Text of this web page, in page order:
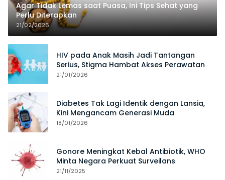
Agar Tidak Lemas saat Puasa, Ini Tips Sehat yang
Perlu Diterapkan
21/02/2026
HIV pada Anak Masih Jadi Tantangan
Serius, Stigma Hambat Akses Perawatan
21/01/2026
Diabetes Tak Lagi Identik dengan Lansia,
Kini Mengancam Generasi Muda
18/01/2026
Gonore Meningkat Kebal Antibiotik, WHO
Minta Negara Perkuat Surveilans
21/11/2025